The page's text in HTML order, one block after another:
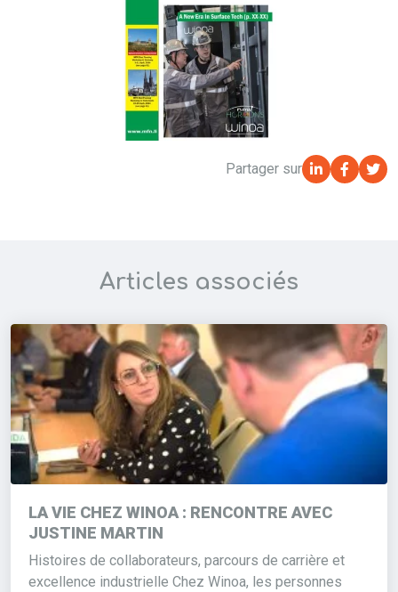
Partager sur
Articles associés
LA VIE CHEZ WINOA : RENCONTRE AVEC
JUSTINE MARTIN
Histoires de collaborateurs, parcours de carrière et
excellence industrielle Chez Winoa, les personnes